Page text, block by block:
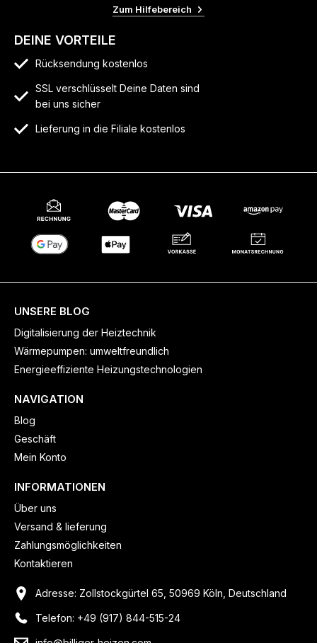
Zum Hilfebereich
DEINE VORTEILE
Rücksendung kostenlos
SSL verschlüsselt Deine Daten sind
bei uns sicher
Lieferung in die Filiale kostenlos
UNSERE BLOG
Digitalisierung der Heiztechnik
Wärmepumpen: umweltfreundlich
Energieeffiziente Heizungstechnologien
NAVIGATION
Blog
Geschäft
Mein Konto
INFORMATIONEN
Über uns
Versand & lieferung
Zahlungsmöglichkeiten
Kontaktieren
Adresse: Zollstockgürtel 65, 50969 Köln, Deutschland
Telefon: +49 (917) 844-515-24